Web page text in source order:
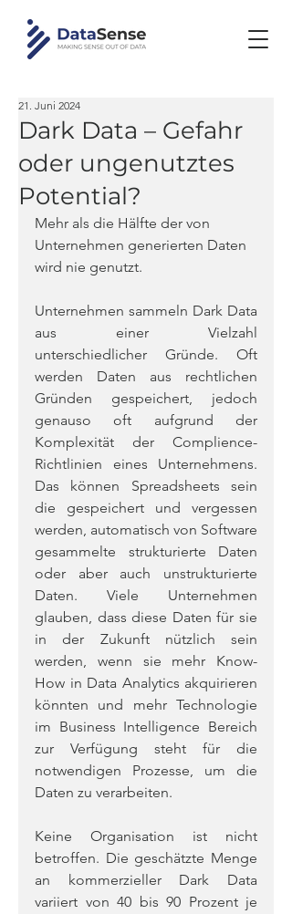
Dark Data – Gefahr
oder ungenutztes
Potential?
21. Juni 2024
Mehr als die Hälfte der von
Unternehmen generierten Daten
wird nie genutzt.
Unternehmen sammeln Dark Data
aus einer Vielzahl
unterschiedlicher Gründe. Oft
werden Daten aus rechtlichen
Gründen gespeichert, jedoch
genauso oft aufgrund der
Komplexität der Complience-
Richtlinien eines Unternehmens.
Das können Spreadsheets sein
die gespeichert und vergessen
werden, automatisch von Software
gesammelte strukturierte Daten
oder aber auch unstrukturierte
Daten. Viele Unternehmen
glauben, dass diese Daten für sie
in der Zukunft nützlich sein
werden, wenn sie mehr Know-
How in Data Analytics akquirieren
könnten und mehr Technologie
im Business Intelligence Bereich
zur Verfügung steht für die
notwendigen Prozesse, um die
Daten zu verarbeiten.
Keine Organisation ist nicht
betroffen. Die geschätzte Menge
an kommerzieller Dark Data
variiert von 40 bis 90 Prozent je